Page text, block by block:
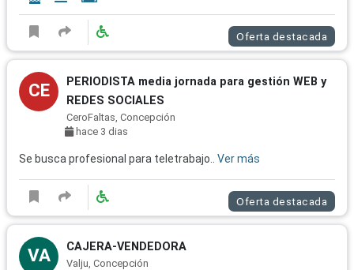
Oferta destacada
CE
PERIODISTA media jornada para gestión WEB y
REDES SOCIALES
CeroFaltas, Concepción
hace 3 dias
Se busca profesional para teletrabajo.. Ver más
Oferta destacada
VA CAJERA-VENDEDORA
Valju, Concepción